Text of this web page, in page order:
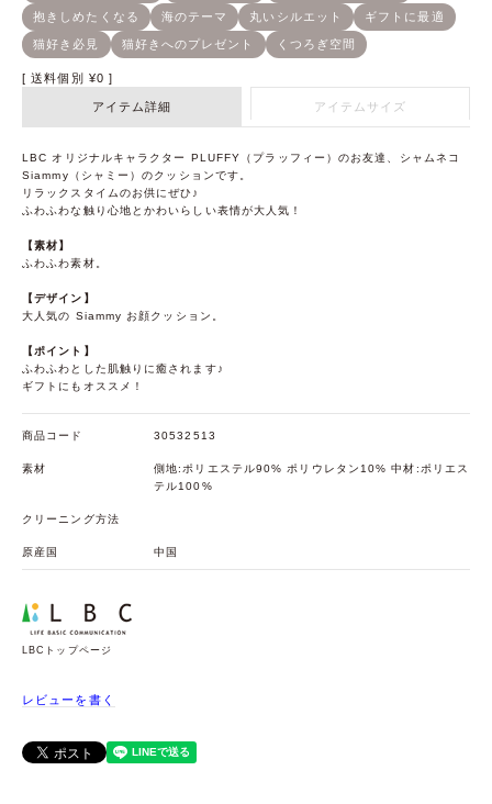
送料個別 ¥0
アイテム詳細 アイテムサイズ
LBC オリジナルキャラクター PLUFFY（プラッフィー）のお友達、シャムネコ
Siammy（シャミー）のクッションです。
リラックスタイムのお供にぜひ♪
ふわふわな触り心地とかわいらしい表情が大人気！
【素材】
ふわふわ素材。
【デザイン】
大人気の Siammy お顔クッション。
【ポイント】
ふわふわとした肌触りに癒されます♪
ギフトにもオススメ！
商品コード 30532513
素材
側地:ポリエステル90% ポリウレタン10% 中材:ポリエス
テル100%
クリーニング方法
原産国 中国
LBCトップページ
レビューを書く